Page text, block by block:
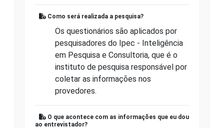
Como será realizada a pesquisa?
Os questionários são aplicados por
pesquisadores do Ipec - Inteligência
em Pesquisa e Consultoria, que é o
instituto de pesquisa responsável por
coletar as informações nos
provedores.
O que acontece com as informações que eu dou
ao entrevistador?